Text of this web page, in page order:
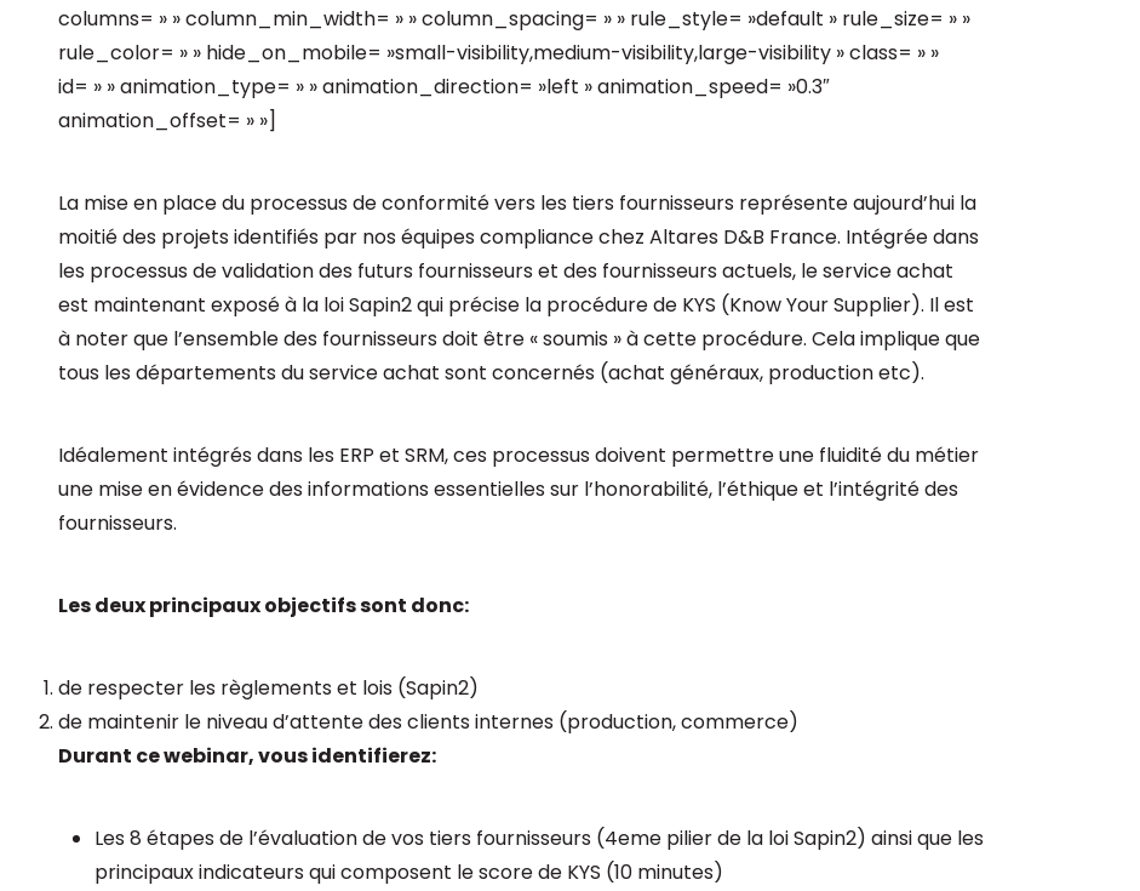
columns= » » column_min_width= » » column_spacing= » » rule_style= »default » rule_size= » »
rule_color= » » hide_on_mobile= »small-visibility,medium-visibility,large-visibility » class= » »
id= » » animation_type= » » animation_direction= »left » animation_speed= »0.3″
animation_offset= » »]
La mise en place du processus de conformité vers les tiers fournisseurs représente aujourd’hui la
moitié des projets identifiés par nos équipes compliance chez Altares D&B France. Intégrée dans
les processus de validation des futurs fournisseurs et des fournisseurs actuels, le service achat
est maintenant exposé à la loi Sapin2 qui précise la procédure de KYS (Know Your Supplier). Il est
à noter que l’ensemble des fournisseurs doit être « soumis » à cette procédure. Cela implique que
tous les départements du service achat sont concernés (achat généraux, production etc).
Idéalement intégrés dans les ERP et SRM, ces processus doivent permettre une fluidité du métier
une mise en évidence des informations essentielles sur l’honorabilité, l’éthique et l’intégrité des
fournisseurs.
Les deux principaux objectifs sont donc:
de respecter les règlements et lois (Sapin2)
de maintenir le niveau d’attente des clients internes (production, commerce)
Durant ce webinar, vous identifierez:
Les 8 étapes de l’évaluation de vos tiers fournisseurs (4eme pilier de la loi Sapin2) ainsi que les
principaux indicateurs qui composent le score de KYS (10 minutes)